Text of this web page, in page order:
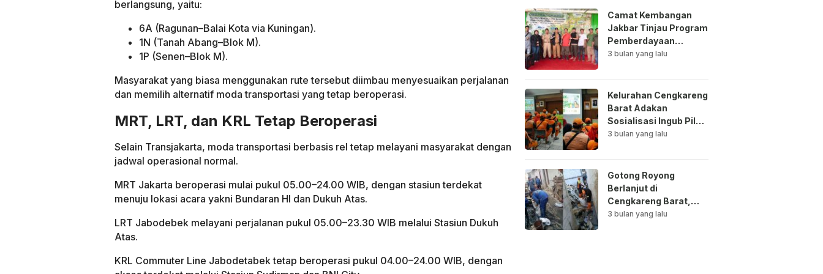
berlangsung, yaitu:
6A (Ragunan–Balai Kota via Kuningan).
1N (Tanah Abang–Blok M).
1P (Senen–Blok M).
Masyarakat yang biasa menggunakan rute tersebut diimbau menyesuaikan perjalanan
dan memilih alternatif moda transportasi yang tetap beroperasi.
MRT, LRT, dan KRL Tetap Beroperasi
Selain Transjakarta, moda transportasi berbasis rel tetap melayani masyarakat dengan
jadwal operasional normal.
MRT Jakarta beroperasi mulai pukul 05.00–24.00 WIB, dengan stasiun terdekat
menuju lokasi acara yakni Bundaran HI dan Dukuh Atas.
LRT Jabodebek melayani perjalanan pukul 05.00–23.30 WIB melalui Stasiun Dukuh
Atas.
KRL Commuter Line Jabodetabek tetap beroperasi pukul 04.00–24.00 WIB, dengan
Camat Kembangan
Jakbar Tinjau Program
Pemberdayaan
Lingkungan di Bale
3 bulan yang lalu
Kelurahan Cengkareng
Barat Adakan
Sosialisasi Ingub Pilah
Sampah Kepada PPSU
3 bulan yang lalu
Gotong Royong
Berlanjut di
Cengkareng Barat,
Saluran Air
3 bulan yang lalu